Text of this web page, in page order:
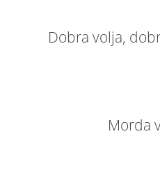
Dobra volja,
Morda